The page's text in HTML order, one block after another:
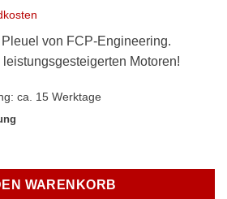
von FCP-Engineering.
Motoren!
ca. 15 Werktage
X-Schaft Pleuel Audi/VW 2.0TSI
WARENKORB